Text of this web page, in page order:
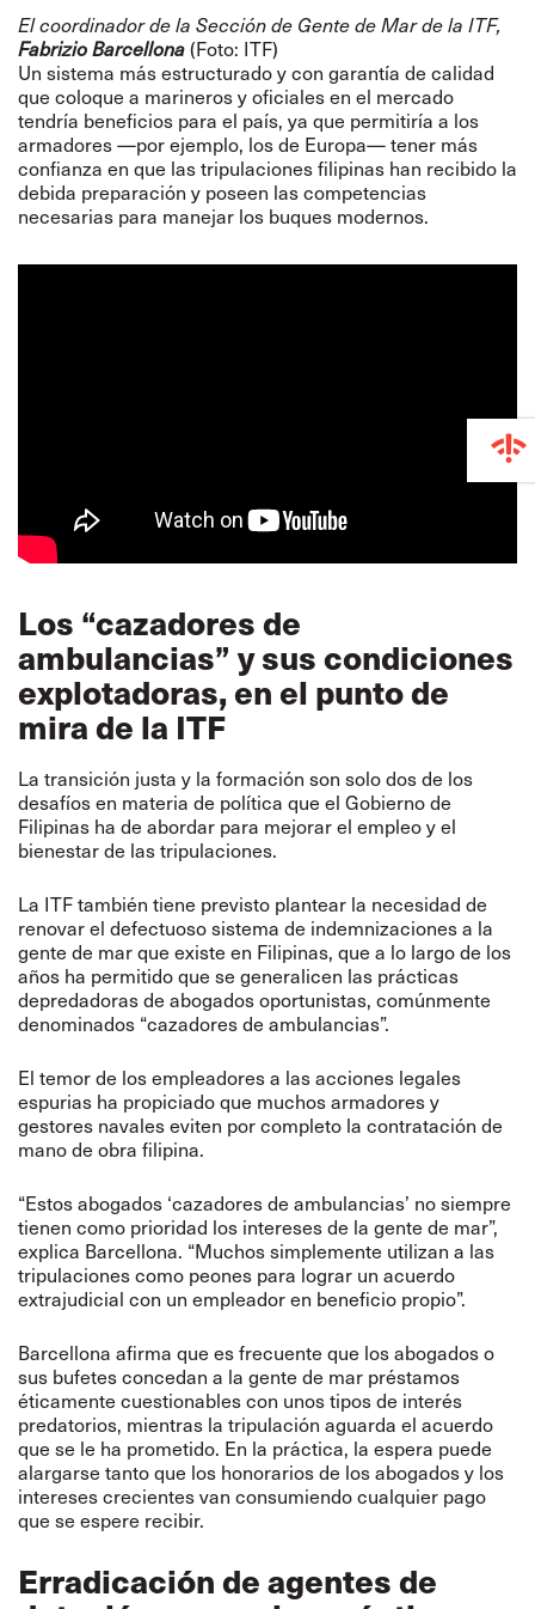
El coordinador de la Sección de Gente de Mar de la ITF,
Fabrizio Barcellona(Foto: ITF)
Un sistema más estructurado y con garantía de calidad
que coloque a marineros y oficiales en el mercado
tendría beneficios para el país, ya que permitiría a los
armadores —por ejemplo, los de Europa— tener más
confianza en que las tripulaciones filipinas han recibido la
debida preparación y poseen las competencias
necesarias para manejar los buques modernos.
Los “cazadores de
ambulancias” y sus condiciones
explotadoras, en el punto de
mira de la ITF
La transición justa y la formación son solo dos de los
desafíos en materia de política que el Gobierno de
Filipinas ha de abordar para mejorar el empleo y el
bienestar de las tripulaciones.
La ITF también tiene previsto plantear la necesidad de
renovar el defectuoso sistema de indemnizaciones a la
gente de mar que existe en Filipinas, que a lo largo de los
años ha permitido que se generalicen las prácticas
depredadoras de abogados oportunistas, comúnmente
denominados “cazadores de ambulancias”.
El temor de los empleadores a las acciones legales
espurias ha propiciado que muchos armadores y
gestores navales eviten por completo la contratación de
mano de obra filipina.
“Estos abogados ‘cazadores de ambulancias’ no siempre
tienen como prioridad los intereses de la gente de mar”,
explica Barcellona. “Muchos simplemente utilizan a las
tripulaciones como peones para lograr un acuerdo
extrajudicial con un empleador en beneficio propio”.
Barcellona afirma que es frecuente que los abogados o
sus bufetes concedan a la gente de mar préstamos
éticamente cuestionables con unos tipos de interés
predatorios, mientras la tripulación aguarda el acuerdo
que se le ha prometido. En la práctica, la espera puede
alargarse tanto que los honorarios de los abogados y los
intereses crecientes van consumiendo cualquier pago
que se espere recibir.
Erradicación de agentes de